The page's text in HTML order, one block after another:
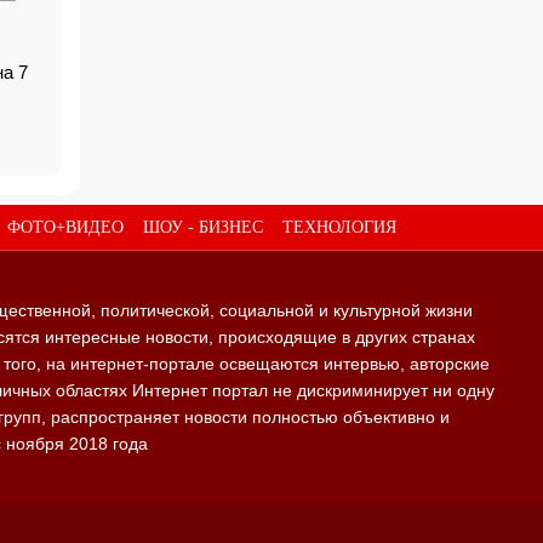
7
ФОТО+ВИДЕО ШОУ - БИЗНЕС ТЕХНОЛОГИЯ
политической, социальной и культурной жизни
интересные новости, происходящие в других странах
на интернет-портале освещаются интервью, авторские
областях Интернет портал не дискриминирует ни одну
распространяет новости полностью объективно и
2018 года